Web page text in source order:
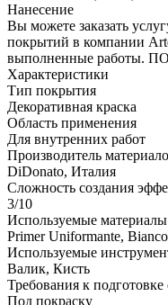
Нанесение
Вы можете заказать
покрытий в компании
выполненные работы.
Характеристики
Тип покрытия
Декоративная краска
Область применения
Для внутренних работ
Производитель
DiDonato, Италия
Сложность создания
3/10
Используемые материалы
Primer Uniformante,
Используемые
Валик, Кисть
Требования к подготовке
Под покраску